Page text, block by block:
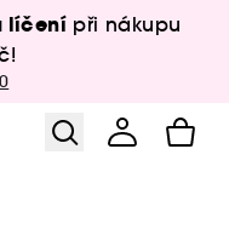
líčení při nákupu